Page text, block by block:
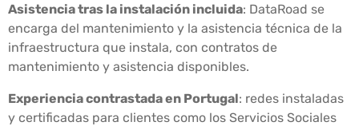
Asistencia tras la instalación incluida: DataRoad se
encarga del mantenimiento y la asistencia técnica de la
infraestructura que instala, con contratos de
mantenimiento y asistencia disponibles.
Experiencia contrastada en Portugal: redes instaladas
y certificadas para clientes como los Servicios Sociales